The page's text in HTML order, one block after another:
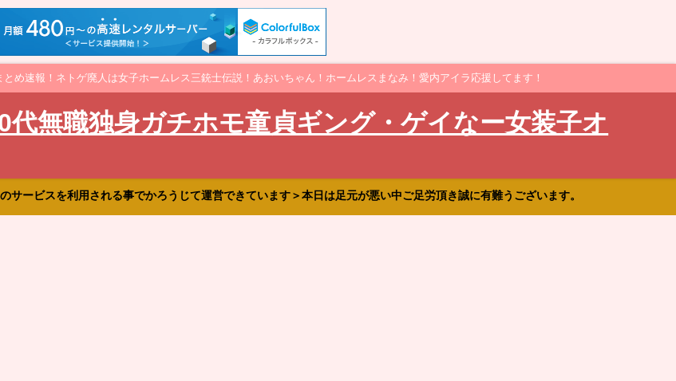
め速報！ネトゲ廃人は女子ホームレス三銃士伝説！あおいちゃん！ホームレスまなみ！愛内アイラ応援してます！
無職独身ガチホモ童貞ギング・ゲイなー女装子オ
ービスを利用される事でかろうじて運営できています＞本日は足元が悪い中ご足労頂き誠に有難うございます。